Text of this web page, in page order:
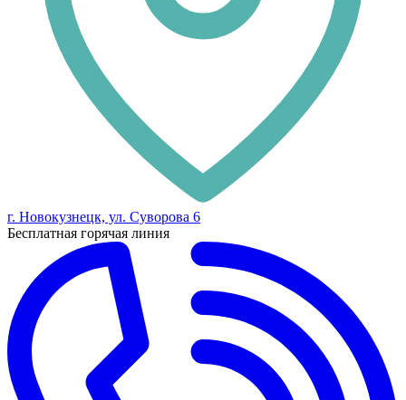
г. Новокузнецк, ул. Суворова 6
Бесплатная горячая линия